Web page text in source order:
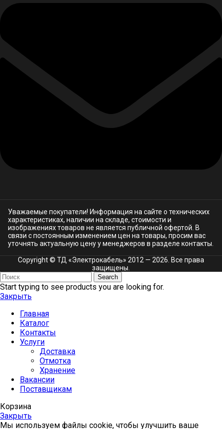
Уважаемые покупатели! Информация на сайте о технических
характеристиках, наличии на складе, стоимости и
изображениях товаров не является публичной офертой. В
связи с постоянным изменением цен на товары, просим вас
уточнять актуальную цену у менеджеров в разделе контакты.
Copyright © ТД «Электрокабель»​ 2012 — 2026. Все права
защищены.
Search
Start typing to see products you are looking for.
Закрыть
Главная
Каталог
Контакты
Услуги
Доставка
Отмотка
Хранение
Вакансии
Поставщикам
Корзина
Закрыть
Мы используем файлы cookie, чтобы улучшить ваше